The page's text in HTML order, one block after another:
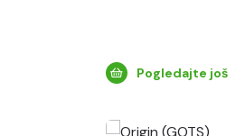
Pogledajte još